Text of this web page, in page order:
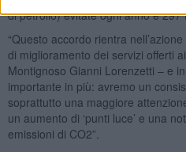
di petrolio) evitate ogni anno e
“Questo accordo rientra
di miglioramento dei servizi offerti
Montignoso Gianni Lorenzetti – e
importante in più: avremo un
soprattutto una maggiore
un aumento di ‘punti luce’ e una
emissioni di CO2”.